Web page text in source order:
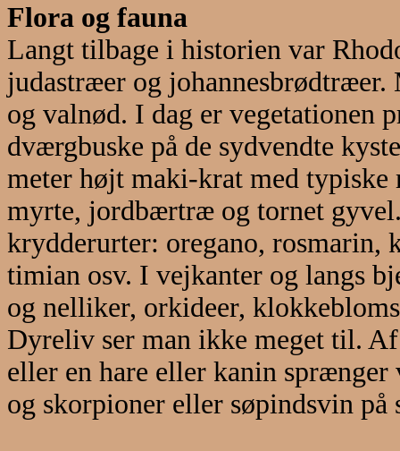
Flora og fauna
Langt tilbage i historien var
judastræer og johannesbrødtræer.
og valnød. I dag er vegetationen
dværgbuske på de sydvendte
meter højt maki-krat med
myrte, jordbærtræ og tornet
krydderurter: oregano,
timian osv. I vejkanter og langs
og nelliker, orkideer,
Dyreliv ser man ikke meget til.
eller en hare eller kanin sprænger
og skorpioner eller søpindsvin på